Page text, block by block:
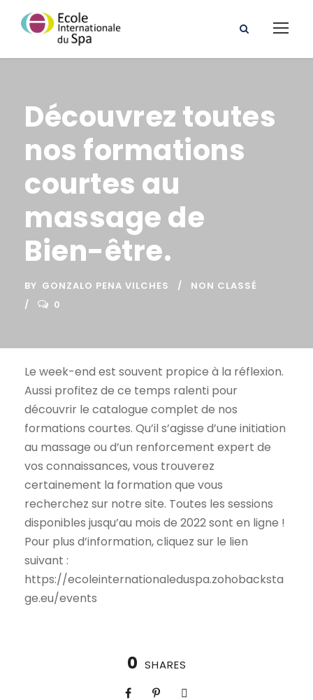
Découvrez toutes
nos formations
courtes au
massage de
Bien-être.
BY GONZALO PENA VILCHES
NON CLASSÉ
0
Le week-end est souvent propice à la réflexion.
Aussi profitez de ce temps ralenti pour
découvrir le catalogue complet de nos
formations courtes. Qu’il s’agisse d’une initiation
au massage ou d’un renforcement expert de
vos connaissances, vous trouverez
certainement la formation que vous
recherchez sur notre site. Toutes les sessions
disponibles jusqu’au mois de 2022 sont en ligne !
Pour plus d’information, cliquez sur le lien
suivant :
https://ecoleinternationaleduspa.zohobacksta
ge.eu/events
0 SHARES